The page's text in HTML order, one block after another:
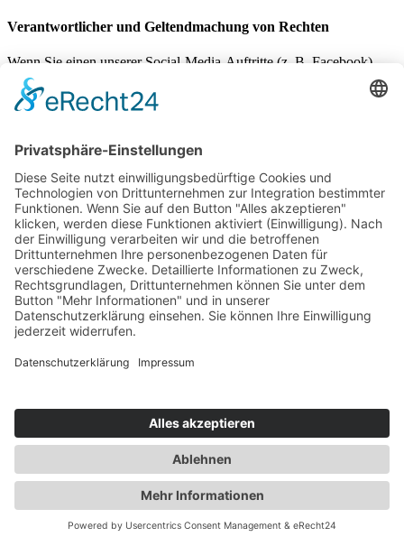
Verantwortlicher und Geltendmachung von Rechten
Wenn Sie einen unserer Social-Media-Auftritte (z. B. Facebook)
besuchen, sind wir gemeinsam mit dem Betreiber der Social-Media-
Plattform für die bei diesem Besuch ausgelösten
Datenverarbeitungsvorgänge verantwortlich. Sie können Ihre
Verarbeitung, Datenübertragbarkeit und Beschwerde) grundsätzlich
sowohl ggü. uns als auch ggü. dem Betreiber des jeweiligen Social-
Media-Portals (z. B. ggü. Facebook) geltend machen.
Bitte beachten Sie, dass wir trotz der gemeinsamen
Verantwortlichkeit mit den Social-Media-Portal-Betreibern nicht
vollumfänglich Einfluss auf die Datenverarbeitungsvorgänge der
Social-Media-Portale haben. Unsere Möglichkeiten richten sich
maßgeblich nach der Unternehmenspolitik des jeweiligen Anbieters.
Speicherdauer
Die unmittelbar von uns über die Social-Media-Präsenz erfassten
Daten werden von unseren Systemen gelöscht, sobald Sie uns zur
Cookies verbleiben auf Ihrem Endgerät, bis Sie sie löschen.
Zwingende gesetzliche Bestimmungen – insb.
Aufbewahrungsfristen – bleiben unberührt.
Auf die Speicherdauer Ihrer Daten, die von den Betreibern der
sozialen Netzwerke zu eigenen Zwecken gespeichert werden, haben
wir keinen Einfluss. Für Einzelheiten dazu informieren Sie sich bitte
direkt bei den Betreibern der sozialen Netzwerke (z. B. in deren
Datenschutzerklärung, siehe unten).